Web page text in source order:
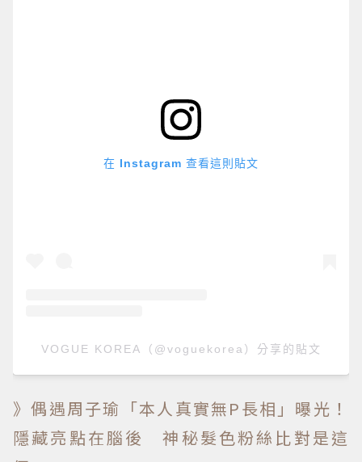
在 Instagram 查看這則貼文
VOGUE KOREA（@voguekorea）分享的貼文
》偶遇周子瑜「本人真實無P長相」曝光！
隱藏亮點在腦後 神秘髮色粉絲比對是這